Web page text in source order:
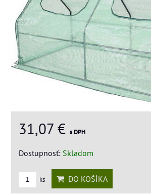
31,07 € s DPH
Dostupnosť: Skladom
ks DO KOŠÍKA